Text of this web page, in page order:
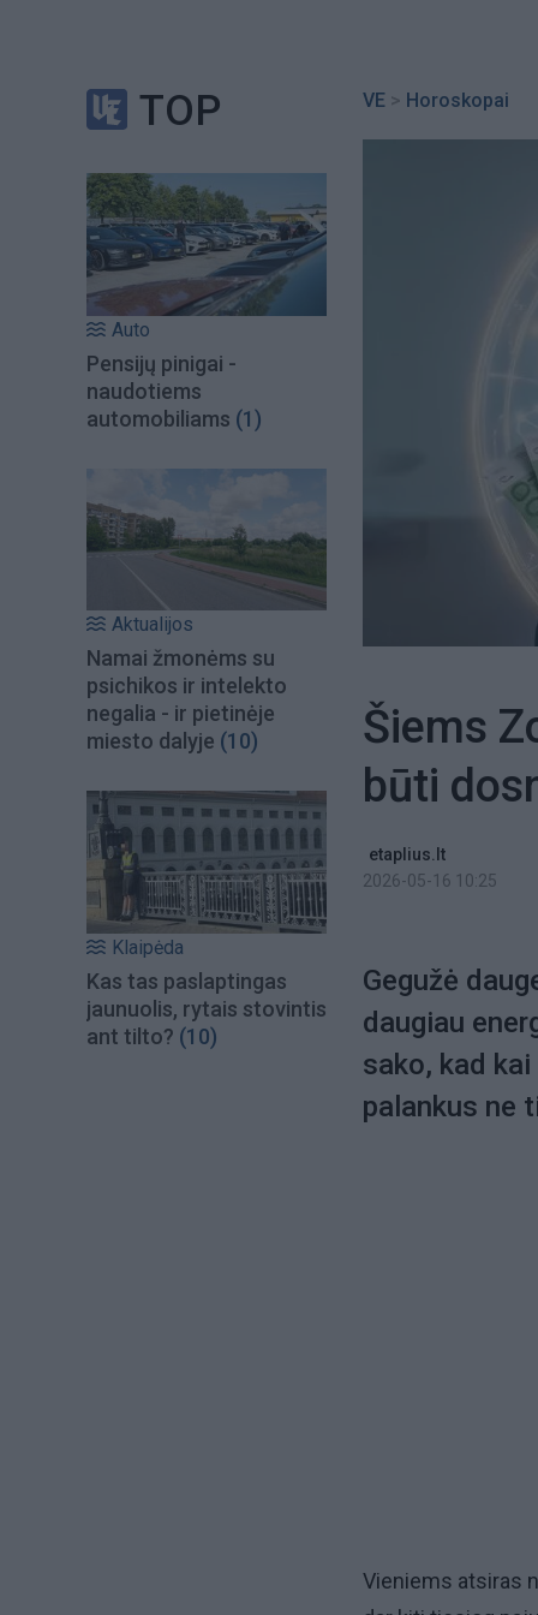
TOP
Auto
Pensijų pinigai -
naudotiems
automobiliams (1)
Aktualijos
Namai žmonėms su
psichikos ir intelekto
negalia - ir pietinėje
miesto dalyje (10)
Klaipėda
Kas tas paslaptingas
jaunuolis, rytais stovintis
ant tilto? (10)
VE > Horoskopai
Šiems
būti
etaplius.lt
2026-05-16 10:25
Gegužė
daugiau
sako, kad
palankus ne
Vieniems atsiras